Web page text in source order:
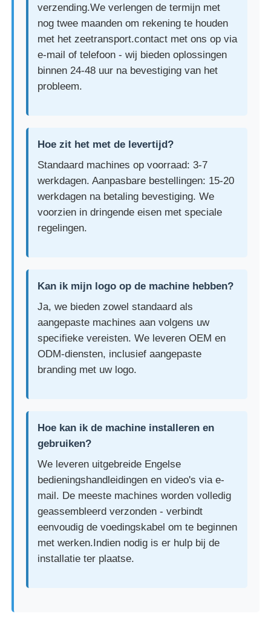
verzending.We verlengen de termijn met
nog twee maanden om rekening te houden
met het zeetransport.contact met ons op via
e-mail of telefoon - wij bieden oplossingen
binnen 24-48 uur na bevestiging van het
probleem.
Hoe zit het met de levertijd?
Standaard machines op voorraad: 3-7
werkdagen. Aanpasbare bestellingen: 15-20
werkdagen na betaling bevestiging. We
voorzien in dringende eisen met speciale
regelingen.
Kan ik mijn logo op de machine hebben?
Ja, we bieden zowel standaard als
aangepaste machines aan volgens uw
specifieke vereisten. We leveren OEM en
ODM-diensten, inclusief aangepaste
branding met uw logo.
Hoe kan ik de machine installeren en
gebruiken?
We leveren uitgebreide Engelse
bedieningshandleidingen en video's via e-
mail. De meeste machines worden volledig
geassembleerd verzonden - verbindt
eenvoudig de voedingskabel om te beginnen
met werken.Indien nodig is er hulp bij de
installatie ter plaatse.